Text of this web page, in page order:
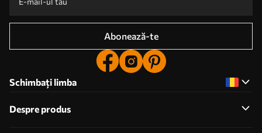
Abonează-te
Schimbați limba
Despre produs